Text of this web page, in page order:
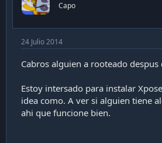
Capo
24 Julio 2014
Cabros alguien a rooteado despus
Estoy intersado para instalar
idea como. A ver si alguien tiene
ahi que funcione bien.